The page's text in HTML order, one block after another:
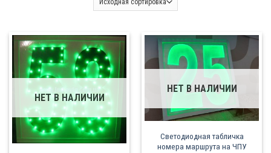
НЕТ В НАЛИЧИИ
НЕТ В НАЛИЧИИ
Светодиодная табличка
номера маршрута на ЧПУ